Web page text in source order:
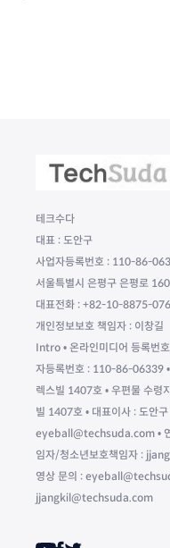
테크수다
대표 : 도안구
사업자등록번호 : 110-86-
서울특별시 은평구 은평로
대표전화 : +82-10-8875-
개인정보보호 책임자 : 이창길
Intro • 온라인미디어 등록번
자등록번호 : 110-86-06339
렉스빌 1407호 • 우편물 수령
빌 1407호 • 대표이사 : 도안
eyeball@techsuda.com •
임자/청소년보호책임자 :
영상 문의 :
jjangkil@techsuda.com